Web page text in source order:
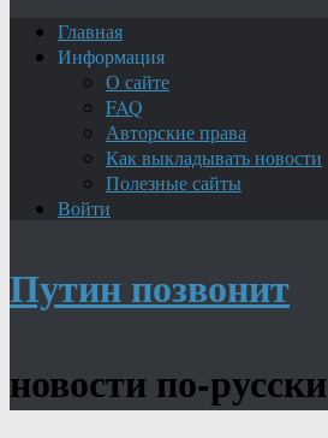
Главная
Информация
О сайте
FAQ
Авторские права
Как выкладывать новости
Полезные сайты
Войти
Путин позвонит
новости по-русски